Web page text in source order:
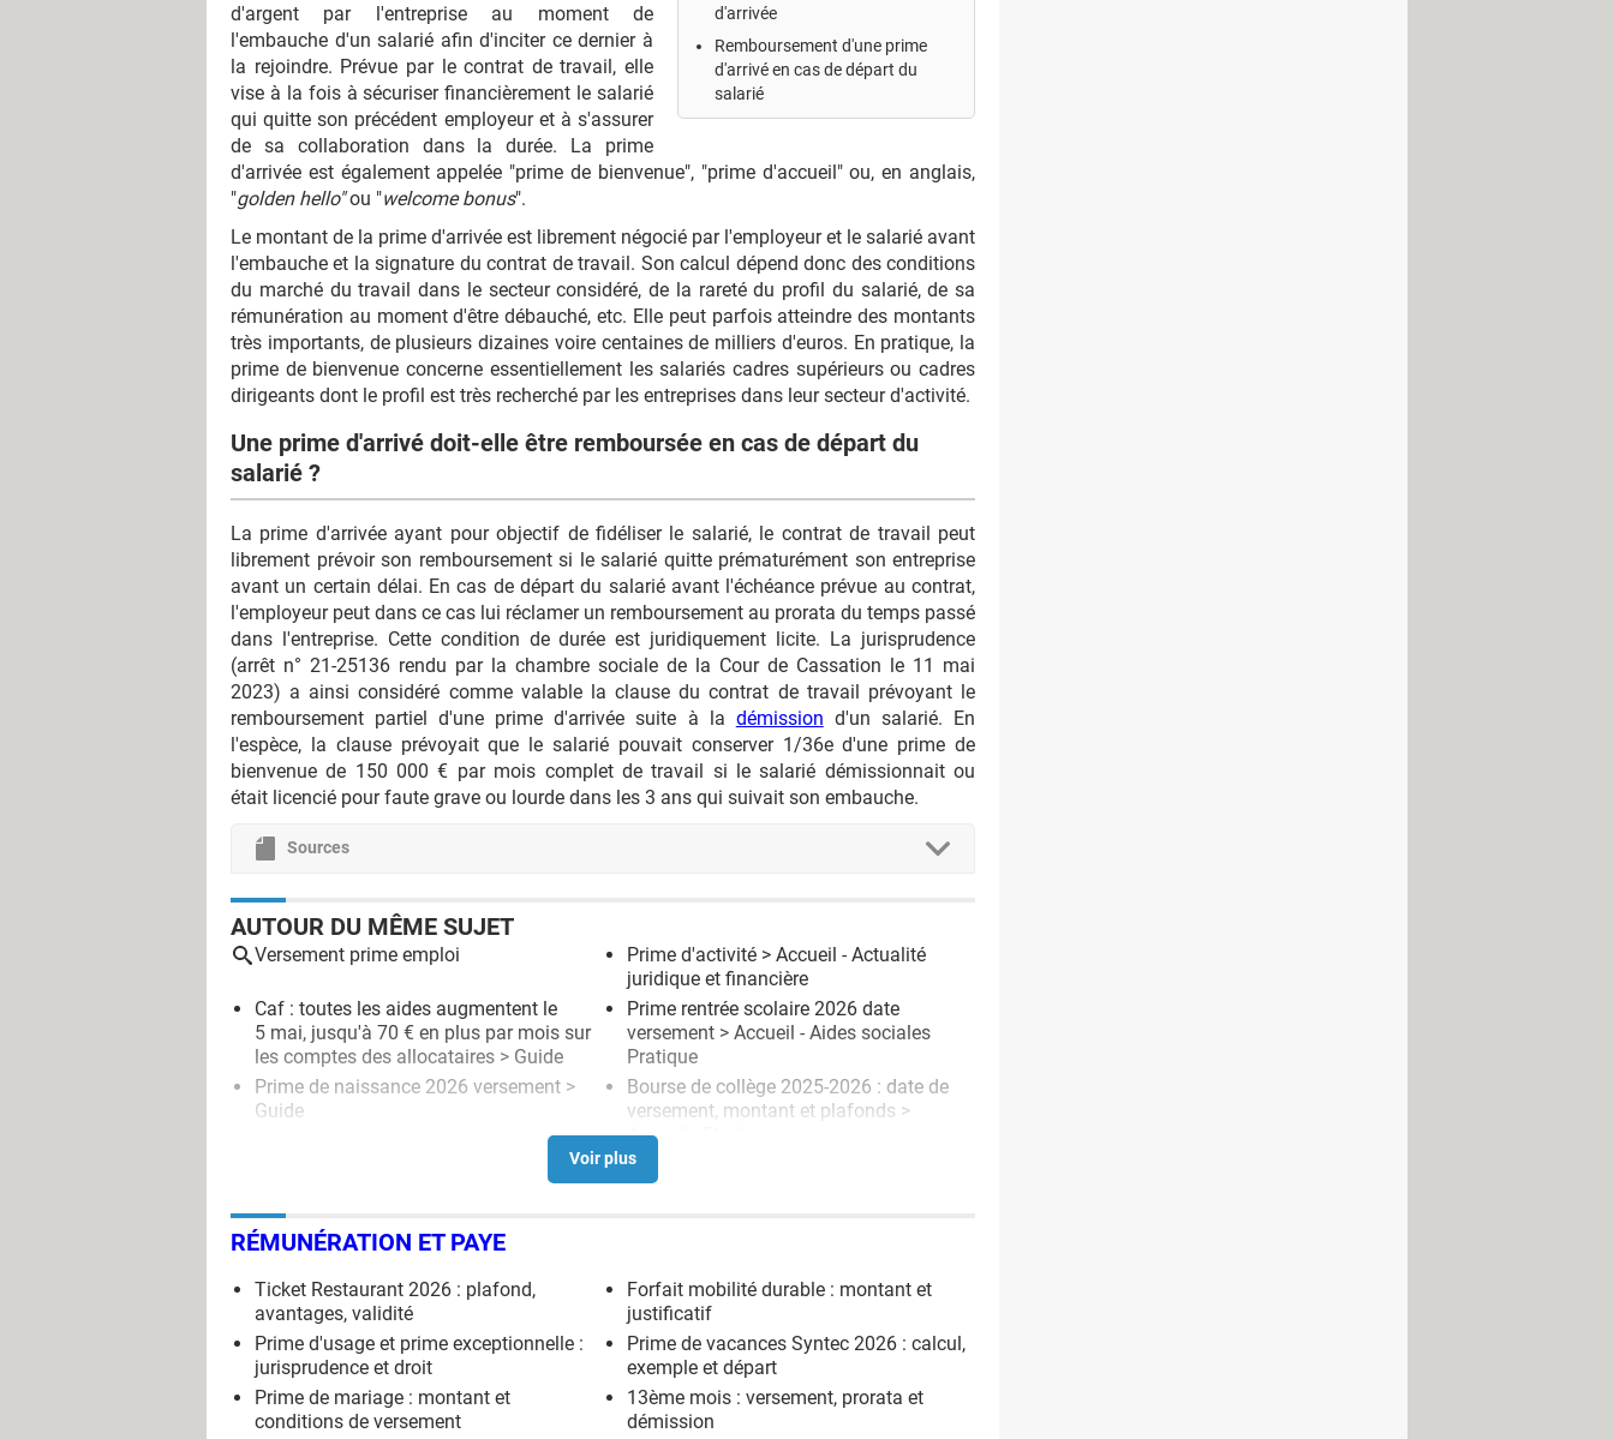
d'arrivée
Remboursement d'une prime
d'arrivé en cas de départ du
salarié
d'argent par l'entreprise au moment de
l'embauche d'un salarié afin d'inciter ce dernier à
la rejoindre. Prévue par le contrat de travail, elle
vise à la fois à sécuriser financièrement le salarié
qui quitte son précédent employeur et à s'assurer
de sa collaboration dans la durée. La prime
d'arrivée est également appelée "prime de bienvenue", "prime d'accueil" ou, en anglais,
"golden hello"ou "welcome bonus".
Le montant de la prime d'arrivée est librement négocié par l'employeur et le salarié avant
l'embauche et la signature du contrat de travail. Son calcul dépend donc des conditions
du marché du travail dans le secteur considéré, de la rareté du profil du salarié, de sa
rémunération au moment d'être débauché, etc. Elle peut parfois atteindre des montants
très importants, de plusieurs dizaines voire centaines de milliers d'euros. En pratique, la
prime de bienvenue concerne essentiellement les salariés cadres supérieurs ou cadres
dirigeants dont le profil est très recherché par les entreprises dans leur secteur d'activité.
Une prime d'arrivé doit-elle être remboursée en cas de départ du
salarié ?
La prime d'arrivée ayant pour objectif de fidéliser le salarié, le contrat de travail peut
librement prévoir son remboursement si le salarié quitte prématurément son entreprise
avant un certain délai. En cas de départ du salarié avant l'échéance prévue au contrat,
l'employeur peut dans ce cas lui réclamer un remboursement au prorata du temps passé
dans l'entreprise. Cette condition de durée est juridiquement licite. La jurisprudence
(arrêt n° 21-25136 rendu par la chambre sociale de la Cour de Cassation le 11 mai
2023) a ainsi considéré comme valable la clause du contrat de travail prévoyant le
remboursement partiel d'une prime d'arrivée suite à la démission d'un salarié. En
l'espèce, la clause prévoyait que le salarié pouvait conserver 1/36e d'une prime de
bienvenue de 150 000 € par mois complet de travail si le salarié démissionnait ou
était licencié pour faute grave ou lourde dans les 3 ans qui suivait son embauche.
Sources
AUTOUR DU MÊME SUJET
Versement prime emploi Prime d'activité > Accueil - Actualité
juridique et financière
Caf : toutes les aides augmentent le
5 mai, jusqu'à 70 € en plus par mois sur
les comptes des allocataires > Guide
Prime rentrée scolaire 2026 date
versement > Accueil - Aides sociales
Pratique
Prime de naissance 2026 versement >
Guide
Bourse de collège 2025-2026 : date de
versement, montant et plafonds >
Accueil - Etudes
RÉMUNÉRATION ET PAYE
Ticket Restaurant 2026 : plafond,
avantages, validité
Forfait mobilité durable : montant et
justificatif
Prime d'usage et prime exceptionnelle :
jurisprudence et droit
Prime de vacances Syntec 2026 : calcul,
exemple et départ
Prime de mariage : montant et
conditions de versement
13ème mois : versement, prorata et
démission